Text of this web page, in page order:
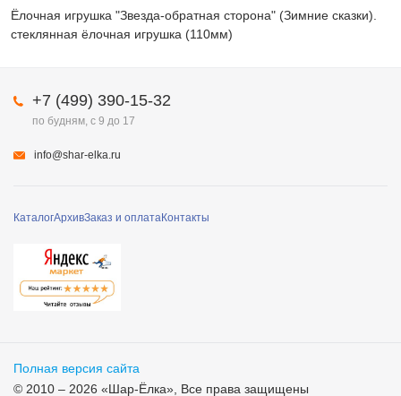
Ёлочная игрушка "Звезда-обратная сторона" (Зимние сказки).
стеклянная ёлочная игрушка (110мм)
КаталогАрхивЗаказ и оплатаКонтакты
+7 (499) 390-15-32
по будням, с 9 до 17
info@shar-elka.ru
Полная версия сайта
© 2010 – 2026 «Шар-Ёлка», Все права защищены